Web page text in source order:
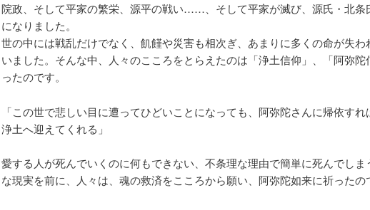
院政、そして平家の繁栄、源平の戦い……、そして平家が滅び、源氏・北条
になりました。
世の中には戦乱だけでなく、飢饉や災害も相次ぎ、あまりに多くの命が失わ
いました。そんな中、人々のこころをとらえたのは「浄土信仰」、「阿弥陀
ったのです。
「この世で悲しい目に遭ってひどいことになっても、阿弥陀さんに帰依すれ
浄土へ迎えてくれる」
愛する人が死んでいくのに何もできない、不条理な理由で簡単に死んでしま
な現実を前に、人々は、魂の救済をこころから願い、阿弥陀如来に祈ったの